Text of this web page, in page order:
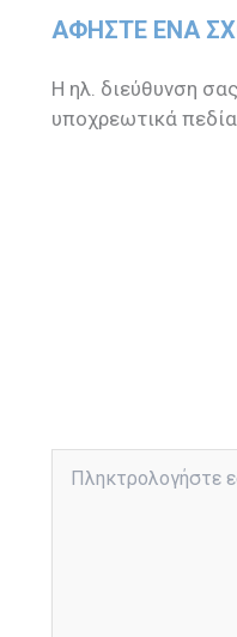
ΑΦΉΣΤΕ ΈΝΑ
Η ηλ. διεύθυνση
υποχρεωτικά
εδώ..